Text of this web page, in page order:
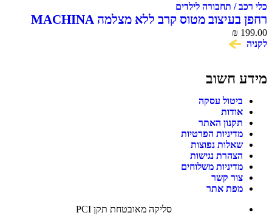
כלי רכב / תחבורה לילדים
רחפן בעיצוב מטוס קרב ללא מצלמה MACHINA
SKY SCENNER DRONE
₪ 199.00
לקניה
מידע חשוב
ביטול עסקה
אודות
תקנון האתר
מדיניות הפרטיות
שאלות נפוצות
הצהרת נגישות
מדיניות משלוחים
צור קשר
מפת אתר
סליקה מאובטחת תקן PCI